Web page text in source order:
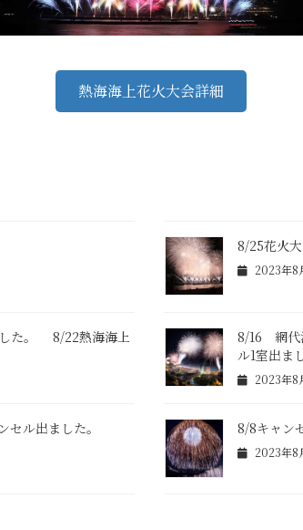
熱海海上花火大会詳細
8/25花火
2023年8
た。 8/22熱海海上
8/16 網代
ル1室出ま
2023年8
セル出ました。 8/8キャン
2023年8